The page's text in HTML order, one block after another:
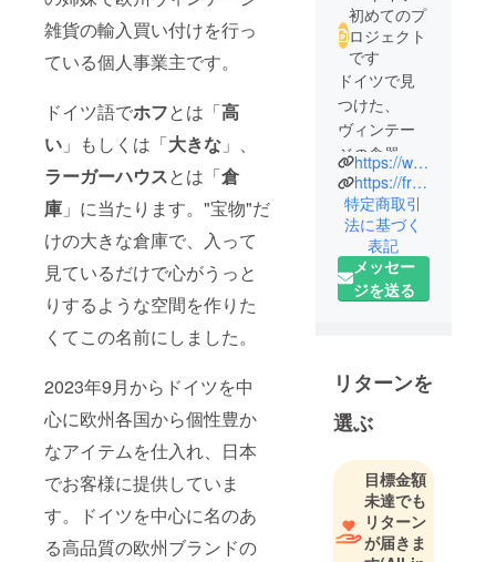
雑貨の輸入買い付けを行っ
ている個人事業主です。
ドイツ語でホフとは「高
い 」もしくは「大きな 」、
ラーガーハウスとは「倉
庫 」に当たります。"宝物"だ
けの大きな倉庫で、入って
見ているだけで心がうっと
りするような空間を作りた
くてこの名前にしました。
2023年9月からドイツを中
心に欧州各国から個性豊か
なアイテムを仕入れ、日本
でお客様に提供していま
す。ドイツを中心に名のあ
る高品質の欧州ブランドの
初めてのプ
ロジェクト
です
ドイツで見
つけた、
ヴィンテー
ジの食器を
販売してい
ます。Made
in Germany
の商品はデ
ザイン性も
高く、日本
ないユニー
クなものも
たくさんあ
んなドイツ
の製品の一
部ではあり
ますが、日
https://www.instagram.com/hoch_lagerhaus_vintage/
https://fromg.base.shop/about
特定商取引
法に基づく
表記
メッセー
ジを送る
リターンを
選ぶ
目標金額
未達でも
リターン
が届きま